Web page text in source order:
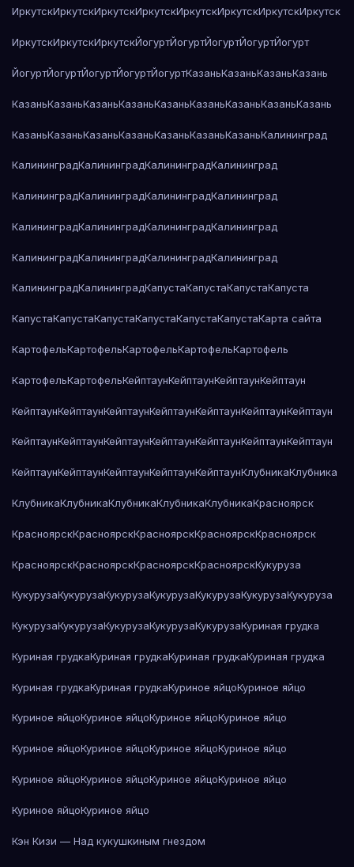
ИркутскИркутскИркутскИркутскИркутскИркутскИркутскИркутск
ИркутскИркутскИркутскЙогуртЙогуртЙогуртЙогуртЙогурт
ЙогуртЙогуртЙогуртЙогуртЙогуртКазаньКазаньКазаньКазань
КазаньКазаньКазаньКазаньКазаньКазаньКазаньКазаньКазань
КазаньКазаньКазаньКазаньКазаньКазаньКазаньКалининград
КалининградКалининградКалининградКалининград
КалининградКалининградКалининградКалининград
КалининградКалининградКалининградКалининград
КалининградКалининградКалининградКалининград
КалининградКалининградКапустаКапустаКапустаКапуста
КапустаКапустаКапустаКапустаКапустаКапустаКарта сайта
КартофельКартофельКартофельКартофельКартофель
КартофельКартофельКейптаунКейптаунКейптаунКейптаун
КейптаунКейптаунКейптаунКейптаунКейптаунКейптаунКейптаун
КейптаунКейптаунКейптаунКейптаунКейптаунКейптаунКейптаун
КейптаунКейптаунКейптаунКейптаунКейптаунКлубникаКлубника
КлубникаКлубникаКлубникаКлубникаКлубникаКрасноярск
КрасноярскКрасноярскКрасноярскКрасноярскКрасноярск
КрасноярскКрасноярскКрасноярскКрасноярскКукуруза
КукурузаКукурузаКукурузаКукурузаКукурузаКукурузаКукуруза
КукурузаКукурузаКукурузаКукурузаКукурузаКуриная грудка
Куриная грудкаКуриная грудкаКуриная грудкаКуриная грудка
Куриная грудкаКуриная грудкаКуриное яйцоКуриное яйцо
Куриное яйцоКуриное яйцоКуриное яйцоКуриное яйцо
Куриное яйцоКуриное яйцоКуриное яйцоКуриное яйцо
Куриное яйцоКуриное яйцоКуриное яйцоКуриное яйцо
Куриное яйцоКуриное яйцо
Кэн Кизи — Над кукушкиным гнездом